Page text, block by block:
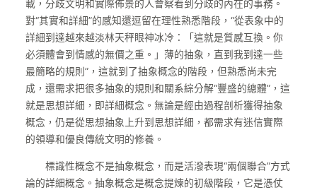
載，分歧文明和實際佈景的人會察看到分歧的內在的事務。
對“其實和詳細”的感知還逗留在理性熟悉階段，“從表象中的
詳細到達越來越淡林天秤眼神冰冷：「這就是質感互換。你
必須體會到情感的無價之重。」薄的抽象，直到我到達一些
最簡略的規則”，這就到了抽象概念的階段，但熟悉尚未完
成，還需求把很多抽象的規則和關系綜分解“豐盛的總體”，這
就是思想詳細，即詳細概念。無論是經由過程剖析獲得抽象
概念，仍是從思想抽象上升到思想詳細，都需求有迷信實際
的領導和優良傳統文明的修養。
標識性概念不是抽象概念，而是活潑表現“兩個聯合”方式
論的詳細概念。抽象概念是概念提煉的初級階段，它是憑仗